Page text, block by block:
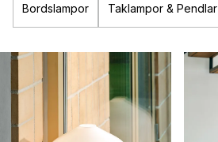
Bordslampor Taklampor & Pendlar